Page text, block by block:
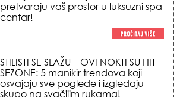
STILISTI SE SLAŽU – OVI NOKTI SU HIT
SEZONE: 5 manikir trendova koji
skupo na svačijim rukama!